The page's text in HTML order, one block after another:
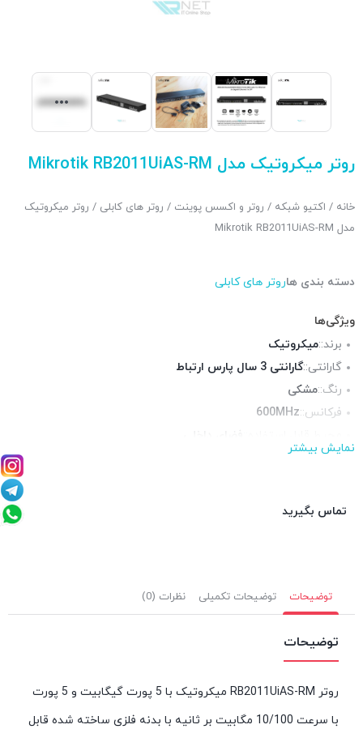
روتر میکروتیک مدل Mikrotik RB2011UiAS-RM
خانه / اکتیو شبکه / روتر و اکسس پوینت / روتر های کابلی / روتر میکروتیک
مدل Mikrotik RB2011UiAS-RM
دسته بندی هاروتر های کابلی
ویژگی‌ها
برند::میکروتیک
گارانتی::گارانتی 3 سال پارس ارتباط
رنگ::مشکی
فرکانس::600MHz
پورت شبکه::
آنتن::
داخلی
نمایش بیشتر
تماس بگیرید
توضیحات توضیحات تکمیلی نظرات (0)
توضیحات
روتر RB2011UiAS-RM میکروتیک با 5 پورت گیگابیت و 5 پورت
با سرعت 10/100 مگابیت بر ثانیه با بدنه فلزی ساخته شده قابل